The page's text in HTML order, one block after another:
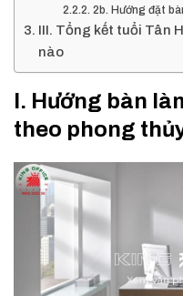
2b. Hướng đặt
III. Tổng kết tuổi Tân
nào
I. Hướng bàn
theo phong